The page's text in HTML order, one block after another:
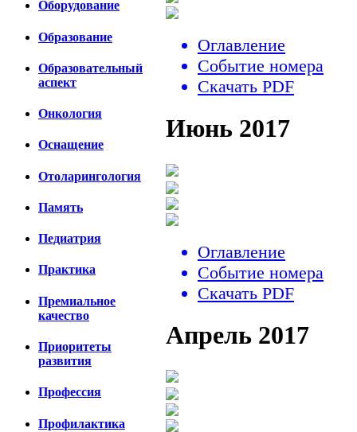
Оборудование
Образование
Образовательный
аспект
Онкология
Оснащение
Отоларингология
Память
Педиатрия
Практика
Премиальное
качество
Приоритеты
развития
Профессия
Профилактика
Оглавление
Событие номера
Скачать PDF
Июнь 2017
Оглавление
Событие номера
Скачать PDF
Апрель 2017